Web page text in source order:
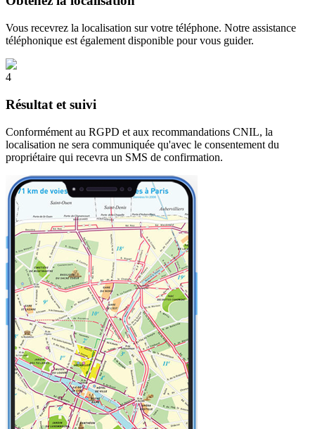
Vous recevrez la localisation sur votre téléphone. Notre assistance
téléphonique est également disponible pour vous guider.
4
Résultat et suivi
Conformément au RGPD et aux recommandations CNIL, la
localisation ne sera communiquée qu'avec le consentement du
propriétaire qui recevra un SMS de confirmation.